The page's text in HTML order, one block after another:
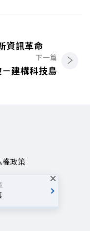
資訊革命
下一篇
建構科技島
權政策
reserved.
×